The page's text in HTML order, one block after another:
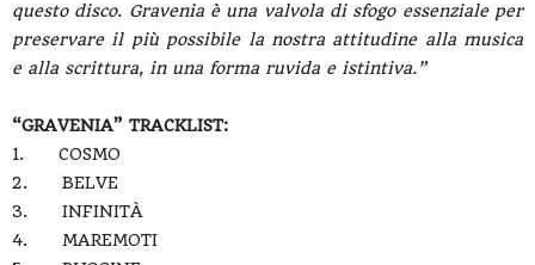
questo disco. Gravenia è una valvola di sfogo essenziale per
preservare il più possibile la nostra attitudine alla musica
e alla scrittura, in una forma ruvida e istintiva.”
“GRAVENIA” TRACKLIST:
1.
COSMO
2.
BELVE
3.
INFINITÀ
4.
MAREMOTI